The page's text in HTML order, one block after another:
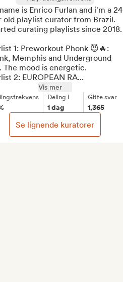
is Enrico Furlan and i'm a 24
old playlist curator from Brazil.
curating playlists since 2018.
1: Preworkout Phonk 😈🔥‎‎:
Memphis and Underground
The mood is energetic.
2: EUROPEAN RA...
Vis mer
Deling i
1 dag
Gitte svar
1,365
Se lignende kuratorer